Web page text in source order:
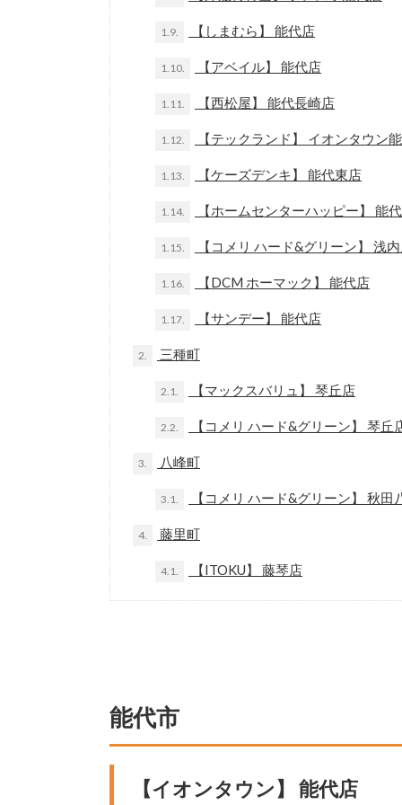
1.9. 【しまむら】 能代店
1.10. 【アベイル】 能代店
1.11. 【西松屋】 能代長崎店
1.12. 【テックランド】 イオンタウン
1.13. 【ケーズデンキ】 能代東店
1.14. 【ホームセンターハッピー】 能
1.15. 【コメリ ハード&グリーン】 浅
1.16. 【DCM ホーマック】 能代店
1.17. 【サンデー】 能代店
2. 三種町
2.1. 【マックスバリュ】 琴丘店
2.2. 【コメリ ハード&グリーン】 琴丘
3. 八峰町
3.1. 【コメリ ハード&グリーン】 秋田
4. 藤里町
4.1. 【ITOKU】 藤琴店
能代市
【イオンタウン】 能代店